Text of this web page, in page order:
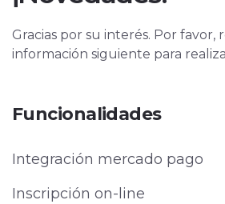
Gracias por su interés. Por favor,
información siguiente para
Funcionalidades
Integración mercado pago
Inscripción on-line